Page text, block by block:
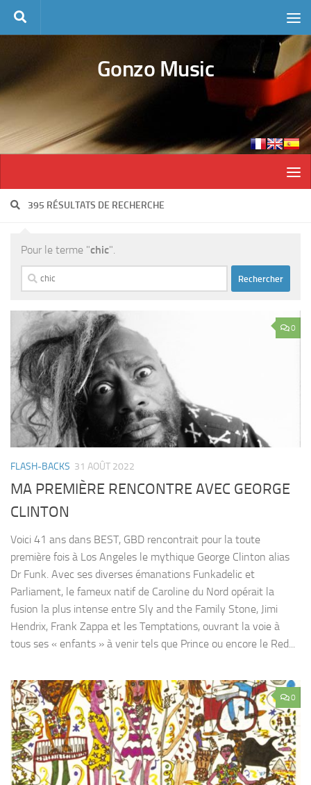
Skip to content
Gonzo Music
395 RÉSULTATS DE RECHERCHE
Pour le terme "chic".
Rechercher :
0
FLASH-BACKS 31 AOÛT 2022
MA PREMIÈRE RENCONTRE AVEC GEORGE
CLINTON
Voici 41 ans dans BEST, GBD rencontrait pour la toute
première fois à Los Angeles le mythique George Clinton alias
Dr Funk. Avec ses diverses émanations Funkadelic et
Parliament, le fameux natif de Caroline du Nord opérait la
fusion la plus intense entre Sly and the Family Stone, Jimi
Hendrix, Frank Zappa et les Temptations, ouvrant la voie à
tous ses « enfants » à venir tels que Prince ou encore le Red...
0